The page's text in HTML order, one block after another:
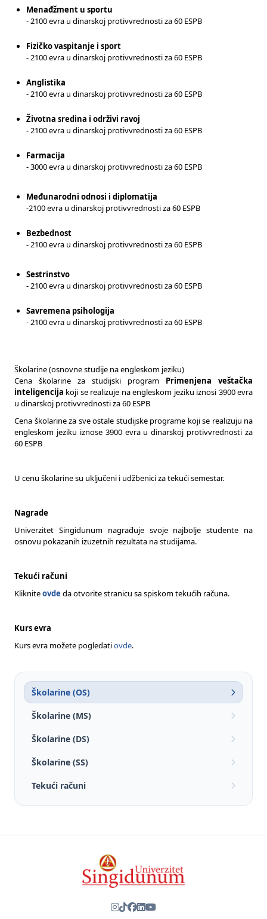
Školarine (OS)
Školarine (MS)
Školarine (DS)
Školarine (SS)
Tekući računi
Menađžment u sportu
- 2100 evra u dinarskoj protivvrednosti za 60 ESPB
Fizičko vaspitanje i sport
- 2100 evra u dinarskoj protivvrednosti za 60 ESPB
Anglistika
- 2100 evra u dinarskoj protivvrednosti za 60 ESPB
Životna sredina i održivi ravoj
- 2100 evra u dinarskoj protivvrednosti za 60 ESPB
Farmacija
- 3000 evra u dinarskoj protivvrednosti za 60 ESPB
Međunarodni odnosi i diplomatija
-2100 evra u dinarskoj protivvrednosti za 60 ESPB
Bezbednost
- 2100 evra u dinarskoj protivvrednosti za 60 ESPB
Sestrinstvo
- 2100 evra u dinarskoj protivvrednosti za 60 ESPB
Savremena psihologija
- 2100 evra u dinarskoj protivvrednosti za 60 ESPB
Školarine (osnovne studije na engleskom jeziku)
Cena školarine za studijski program Primenjena veštačka
inteligencija koji se realizuje na engleskom jeziku iznosi 3900 evra
u dinarskoj protivvrednosti za 60 ESPB
Cena školarine za sve ostale studijske programe koji se realizuju na
engleskom jeziku iznose 3900 evra u dinarskoj protivvrednosti za
60 ESPB
U cenu školarine su uključeni i udžbenici za tekući semestar.
Nagrade
Univerzitet Singidunum nagrađuje svoje najbolje studente na
osnovu pokazanih izuzetnih rezultata na studijama.
Tekući računi
Klikniteovde da otvorite stranicu sa spiskom tekućih računa.
Kurs evra
Kurs evra možete pogledatiovde.